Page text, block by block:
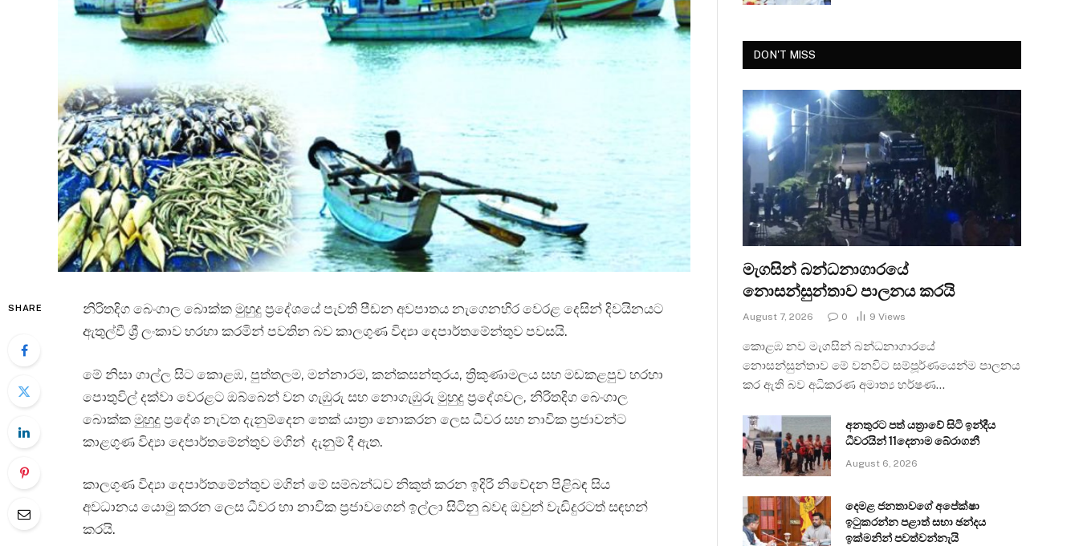
SHARE
නිරිතදිග බෙංගාල බොක්ක මුහුදු ප්‍රදේශයේ පැවති පීඩන අවපාතය නැගෙනහිර වෙරළ දෙසින් දිවයිනයට
ඇතුල්වී ශ්‍රී ලංකාව හරහා කරමින් පවතින බව කාලගුණ විද්‍යා දෙපාර්තමේන්තුව පවසයි.
මේ නිසා ගාල්ල සිට කොළඹ, පුත්තලම, මන්නාරම, කන්කසන්තුරය, ත්‍රිකුණාමලය සහ මඩකළපුව හරහා
පොතුවිල් දක්වා වෙරළට ඔබ්බෙන් වන ගැඹුරු සහ නොගැඹුරු මුහුදු ප්‍රදේශවල, නිරිතදිග බෙංගාල
බොක්ක මුහුදු ප්‍රදේශ නැවත දැනුම්දෙන තෙක් යාත්‍රා නොකරන ලෙස ධීවර සහ නාවික ප්‍රජාවන්ට
කාළගුණ විද්‍යා දෙපාර්තමේන්තුව මගින් දැනුම් දී ඇත.
කාලගුණ විද්‍යා දෙපාර්තමේන්තුව මගින් මේ සම්බන්ධව නිකුත් කරන ඉදිරි නිවේදන පිළිබඳ සිය
අවධානය යොමු කරන ලෙස ධීවර හා නාවික ප්‍රජාවගෙන් ඉල්ලා සිටිනු බවද ඔවුන් වැඩිදුරටත් සඳහන්
කරයි.
DON'T MISS
මැගසින් බන්ධනාගාරයේ
නොසන්සුන්තාව පාලනය කරයි
August 7, 2026 0 9 Views
කොළඹ නව මැගසින් බන්ධනාගාරයේ
නොසන්සුන්තාව මේ වනවිට සම්පූර්ණයෙන්ම පාලනය
කර ඇති බව අධිකරණ අමාත්‍ය හර්ෂණ…
අනතුරට පත් යත්‍රාවේ සිටි ඉන්දීය
ධීවරයින් 11දෙනාම බේරාගනී
August 6, 2026
දෙමළ ජනතාවගේ අපේක්ෂා
ඉටුකරන්න පළාත් සභා ඡන්දය
ඉක්මනින් පවත්වන්නැයි